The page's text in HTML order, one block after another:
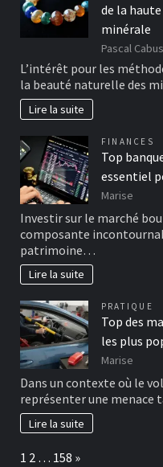
de la
minérale
Pascal Cabus
L’intérêt pour les
la beauté naturelle des
Lire la suite
FINANCES
Top
essentiel
Marise
Investir sur le marché
composante
patrimoine…
Lire la suite
PRATIQUE
Top des
les plus
Marise
Dans un contexte où le
représenter une
Lire la suite
Page:
1 2 … 158 Next
»